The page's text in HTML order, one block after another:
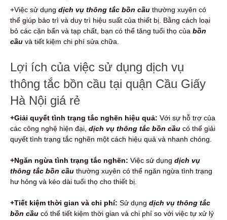
+Việc sử dụng dịch vụ thông tắc bồn cầu thường xuyên có
thể giúp bảo trì và duy trì hiệu suất của thiết bị. Bằng cách loại
bỏ các cặn bẩn và tạp chất, bạn có thể tăng tuổi thọ của bồn
cầu và tiết kiệm chi phí sửa chữa.
Lợi ích của việc sử dụng dịch vụ
thông tắc bồn cầu tại quận Cầu Giấy
Hà Nội giá rẻ
+Giải quyết tình trạng tắc nghẽn hiệu quả: Với sự hỗ trợ của
các công nghệ hiện đại, dịch vụ thông tắc bồn cầu có thể giải
quyết tình trạng tắc nghẽn một cách hiệu quả và nhanh chóng.
+Ngăn ngừa tình trạng tắc nghẽn: Việc sử dụng dịch vụ
thông tắc bồn cầu thường xuyên có thể ngăn ngừa tình trạng
hư hỏng và kéo dài tuổi thọ cho thiết bị.
+Tiết kiệm thời gian và chi phí: Sử dụng dịch vụ thông tắc
bồn cầu có thể tiết kiệm thời gian và chi phí so với việc tự xử lý